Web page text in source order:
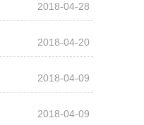
2018-04-28
2018-04-20
2018-04-09
2018-04-09